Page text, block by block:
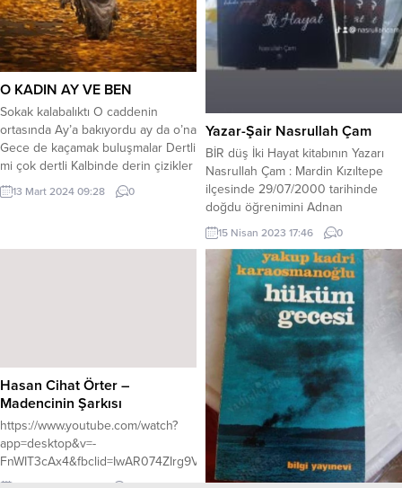
O KADIN AY VE BEN
Sokak kalabalıktı O caddenin
ortasında Ay’a bakıyordu ay da o’na
Gece de kaçamak buluşmalar Dertli
mi çok dertli Kalbinde derin çizikler
Belli içnde kanayan yara Meçhul
hikaye okuyorum Ne siz sorun ne
13 Mart 2024 09:28 0
Yazar-Şair Nasrullah Çam
BİR düş İki Hayat kitabının Yazarı
Nasrullah Çam : Mardin Kızıltepe
ilçesinde 29/07/2000 tarihinde
doğdu öğrenimini Adnan
menderes ilk öğretim okulunda
başlayan yazarımız lise dönemini
ise Ahmed-i Hani Mesleki Ve
Teknin Anadolu lisesinde Bilişim
Bölümünden mezun olmuştur
15 Nisan 2023 17:46 0
Hasan Cihat Örter –
Madencinin Şarkısı
https://www.youtube.com/watch?
app=desktop&v=-